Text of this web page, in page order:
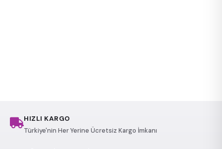
HIZLI KARGO
Türkiye'nin Her Yerine Ücretsiz Kargo İmkanı